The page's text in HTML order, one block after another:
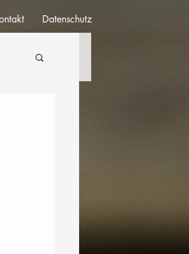
Datenschutz